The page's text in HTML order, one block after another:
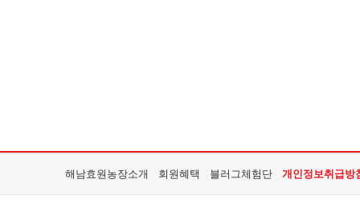
해남효원농장소개 회원혜택 블러그체험단 개인정보취급방